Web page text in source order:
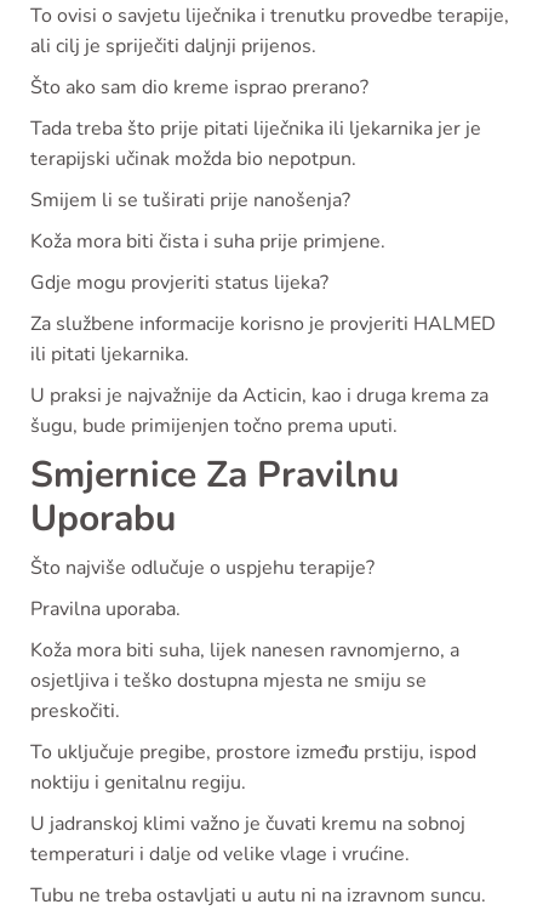
To ovisi o savjetu liječnika i trenutku provedbe terapije,
ali cilj je spriječiti daljnji prijenos.
Što ako sam dio kreme isprao prerano?
Tada treba što prije pitati liječnika ili ljekarnika jer je
terapijski učinak možda bio nepotpun.
Smijem li se tuširati prije nanošenja?
Koža mora biti čista i suha prije primjene.
Gdje mogu provjeriti status lijeka?
Za službene informacije korisno je provjeriti HALMED
ili pitati ljekarnika.
U praksi je najvažnije da Acticin, kao i druga krema za
šugu, bude primijenjen točno prema uputi.
Smjernice Za Pravilnu
Uporabu
Što najviše odlučuje o uspjehu terapije?
Pravilna uporaba.
Koža mora biti suha, lijek nanesen ravnomjerno, a
osjetljiva i teško dostupna mjesta ne smiju se
preskočiti.
To uključuje pregibe, prostore između prstiju, ispod
noktiju i genitalnu regiju.
U jadranskoj klimi važno je čuvati kremu na sobnoj
temperaturi i dalje od velike vlage i vrućine.
Tubu ne treba ostavljati u autu ni na izravnom suncu.